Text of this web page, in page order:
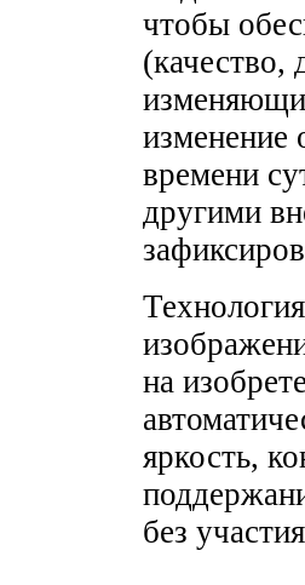
чтобы
(качество,
изменение
времени
другими
на
яркость,
без